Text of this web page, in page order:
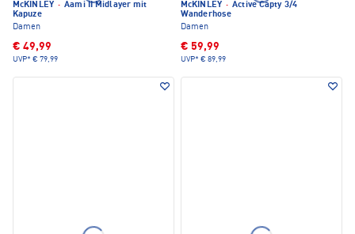
McKINLEY · Aami II Midlayer mit
Kapuze
Damen
€ 49,99
UVP* € 79,99
McKINLEY · Active Capty 3/4
Wanderhose
Damen
€ 59,99
UVP* € 89,99